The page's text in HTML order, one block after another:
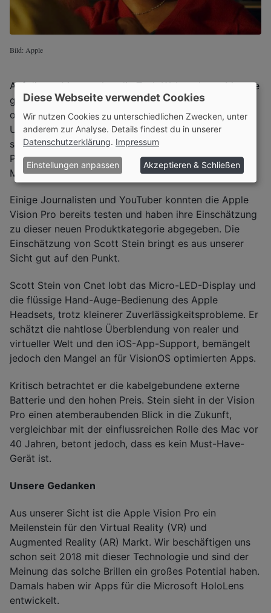
Bild: Apple
Auf diesen Moment hat die Tech-Welt mehrere Monate
gewartet. Am 02. Februar war es dann soweit: Der
offizielle Verkaufsstart der Apple Vision Pro in den
USA. Die Mixed-Reality Brille von Apple hat einen
stolzen Preis von 3.500 Dollar. Aufgrund des hohen
Preises gibt es eine hohe Erwartungshaltung an die
Mixed Reality Brille.
Einige Journalisten und YouTuber konnten die Apple
Vision Pro bereits testen und haben ihre Einschätzung
zu dieser neuen Produktkategorie abgegeben. Die
Einschätzung von Scott Stein bringt es aus unserer
Sicht gut auf den Punkt.
Scott Stein von Cnet lobt das Micro-LED-Display und
die flüssige Hand-Auge-Bedienung des Apple
Headsets, trotz kleinerer Zuverlässigkeitsprobleme. Er
schätzt die nahtlose Überblendung von realer und
virtueller Welt und den iOS-App-Support, bemängelt
jedoch den Mangel an für VisionOS optimierten Apps.
Kritisch betrachtet er die kabelgebundene externe
Batterie und den hohen Preis. Stein sieht in der Vision
Pro einen atemberaubenden Blick in die Zukunft,
vergleichbar mit der einflussreichen Rolle des Mac vor
40 Jahren, betont jedoch, dass es kein Must-Have-
Gerät ist.
Unsere Gedanken
Aus unserer Sicht ist die Apple Vision Pro ein
Meilenstein für den Virtual Reality (VR) und
Augmented Reality (AR) Markt. Wir beschäftigen uns
schon seit 2018 mit dieser Technologie und sind der
Meinung das solche Brillen ein großes Potential haben.
Damals haben wir Apps für die Microsoft HoloLens
entwickelt.
Diese Webseite verwendet Cookies
Wir nutzen Cookies zu unterschiedlichen Zwecken, unter
anderem zur Analyse. Details findest du in unserer
Datenschutzerklärung. Impressum
Einstellungen anpassen Akzeptieren & Schließen